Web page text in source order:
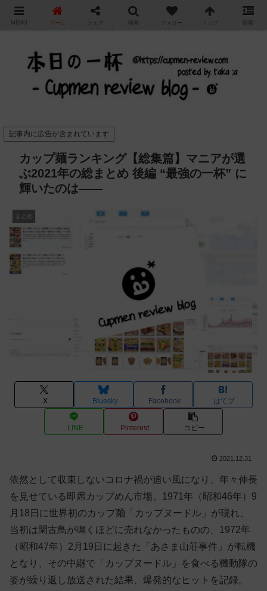
カップ麺の新商品をレビュー / アレンジするブログ
記事内に広告が含まれています
カップ麺ランキング【総集篇】マニアが選
ぶ2021年の総まとめ 後編 “最強の一杯” に
輝いたのは——
まとめ
X Bluesky Facebook はてブ
LINE Pinterest コピー
2021.12.31
依然として収束しないコロナ禍が追い風になり、年々伸長
を見せている即席カップめん市場。1971年（昭和46年）9
月18日に世界初のカップ麺「カップヌードル」が現れ、
当初は閑古鳥が鳴くほどに売れなかったものの、1972年
（昭和47年）2月19日に起きた「あさま山荘事件」が転機
となり、その中継で「カップヌードル」を食べる機動隊の
姿が繰り返し放送された結果、爆発的なヒットを記録。
MENU ホーム シェア 検索 フォロー トップ 情報